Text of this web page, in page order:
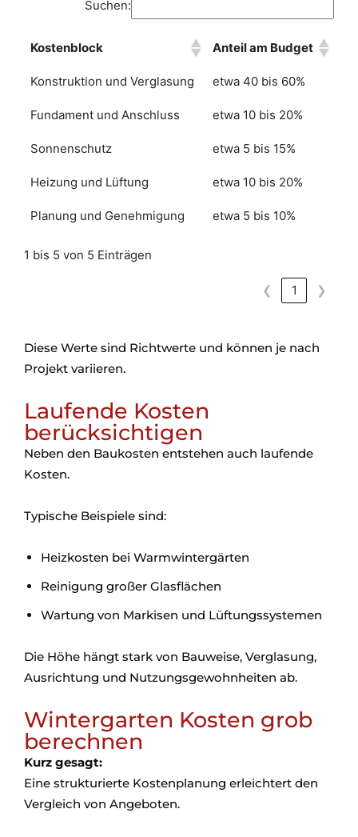
Suchen:
Kostenblock Anteil am Budget
Konstruktion und Verglasung etwa 40 bis 60%
Fundament und Anschluss etwa 10 bis 20%
Sonnenschutz etwa 5 bis 15%
Heizung und Lüftung etwa 10 bis 20%
Planung und Genehmigung etwa 5 bis 10%
1 bis 5 von 5 Einträgen
❮ 1 ❯
Diese Werte sind Richtwerte und können je nach
Projekt variieren.
Laufende Kosten
berücksichtigen
Neben den Baukosten entstehen auch laufende
Kosten.
Typische Beispiele sind:
Heizkosten bei Warmwintergärten
Reinigung großer Glasflächen
Wartung von Markisen und Lüftungssystemen
Die Höhe hängt stark von Bauweise, Verglasung,
Ausrichtung und Nutzungsgewohnheiten ab.
Wintergarten Kosten grob
berechnen
Kurz gesagt:
Eine strukturierte Kostenplanung erleichtert den
Vergleich von Angeboten.